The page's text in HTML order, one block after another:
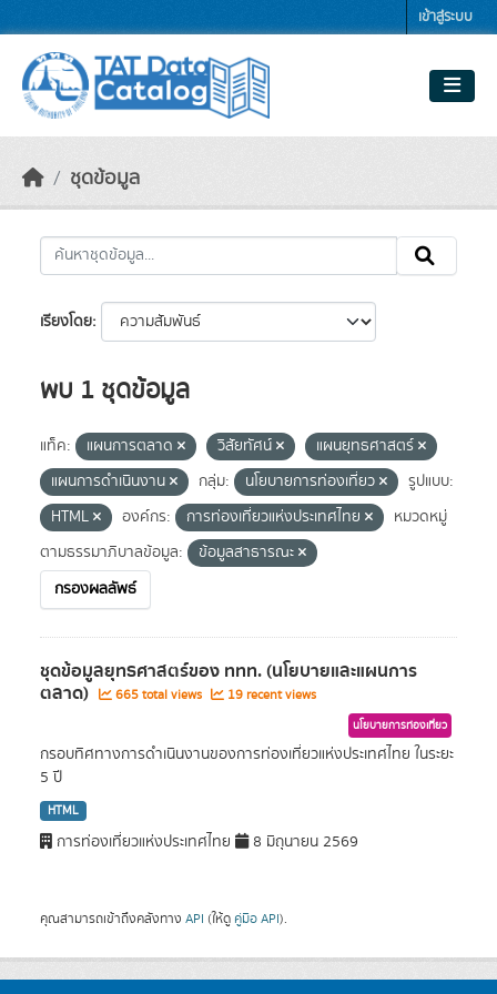
เข้าสู่ระบบ
ชุดข้อมูล
เรียงโดย
พบ 1 ชุดข้อมูล
แท็ค: แผนการตลาด วิสัยทัศน์
แผนยุทธศาสตร์
แผนการดำเนินงาน
กลุ่ม: นโยบายการท่องเที่ยว
รูปแบบ:
HTML
องค์กร: การท่องเที่ยวแห่งประเทศไทย
หมวดหมู่
ตามธรรมาภิบาลข้อมูล:
ข้อมูลสาธารณะ
กรองผลลัพธ์
ชุดข้อมูลยุทธศาสตร์ของ ททท. (นโยบายและแผนการ
ตลาด) 665 total views 19 recent views
นโยบายการท่องเที่ยว
กรอบทิศทางการดำเนินงานของการท่องเที่ยวแห่งประเทศไทย ในระยะ
5 ปี
HTML
การท่องเที่ยวแห่งประเทศไทย 8 มิถุนายน 2569
คุณสามารถเข้าถึงคลังทาง API (ให้ดู คู่มือ API).